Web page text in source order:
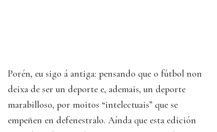
Porén, eu sigo á antiga: pensando que o fútbol non
deixa de ser un deporte e, ademais, un deporte
marabilloso, por moitos “intelectuais” que se
empeñen en defenestralo. Aínda que esta edición